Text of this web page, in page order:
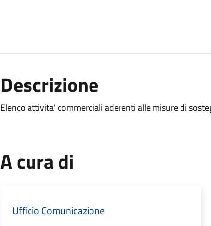
Descrizione
Elenco attivita' commerciali aderenti alle misure di
A cura di
Ufficio Comunicazione